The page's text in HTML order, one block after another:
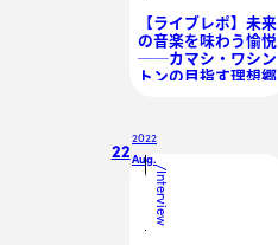
【ライブレポ】未来
の音楽を味わう愉悦
──カマシ・ワシン
トンの目指す理想郷
22
2022
Aug./
Interview